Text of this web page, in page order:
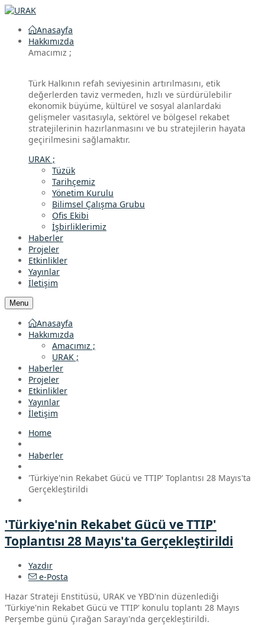
Anasayfa
Hakkımızda
Amacımız ;
Türk Halkının refah seviyesinin artırılmasını, etik
değerlerden taviz vermeden, hızlı ve sürdürülebilir
ekonomik büyüme, kültürel ve sosyal alanlardaki
gelişmeler vasıtasıyla, sektörel ve bölgesel rekabet
stratejilerinin hazırlanmasını ve bu stratejilerin hayata
geçirilmesini sağlamaktır.
URAK ;
Tüzük
Tarihçemiz
Yönetim Kurulu
Bilimsel Çalışma Grubu
Ofis Ekibi
İşbirliklerimiz
Haberler
Projeler
Etkinlikler
Yayınlar
İletişim
Menu
Anasayfa
Hakkımızda
Amacımız ;
URAK ;
Haberler
Projeler
Etkinlikler
Yayınlar
İletişim
Home
Haberler
'Türkiye'nin Rekabet Gücü ve TTIP' Toplantısı 28 Mayıs'ta
Gerçekleştirildi
'Türkiye'nin Rekabet Gücü ve TTIP'
Toplantısı 28 Mayıs'ta Gerçekleştirildi
Yazdır
e-Posta
Hazar Strateji Enstitüsü, URAK ve YBD'nin düzenlediği
'Türkiye'nin Rekabet Gücü ve TTIP' konulu toplantı 28 Mayıs
Perşembe günü Çırağan Sarayı'nda gerçekleştirildi.